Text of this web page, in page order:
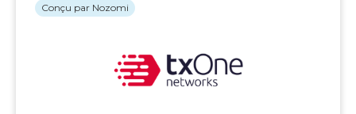
Conçu par Nozomi